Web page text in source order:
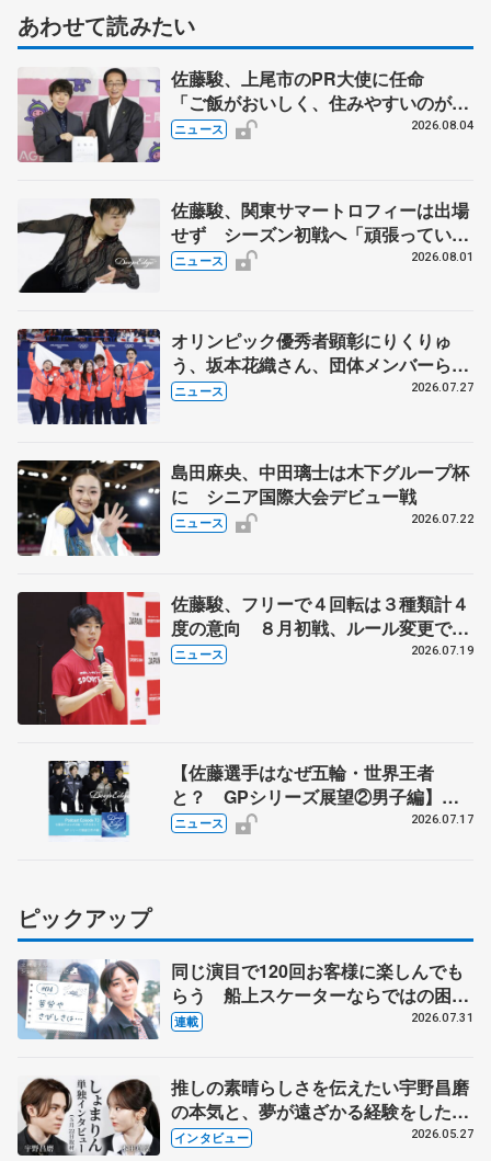
あわせて読みたい
佐藤駿、上尾市のPR大使に任命
「ご飯がおいしく、住みやすいのが魅
力」
ニュース 2026.08.04
佐藤駿、関東サマートロフィーは出場
せず シーズン初戦へ「頑張っていき
ます」
ニュース 2026.08.01
オリンピック優秀者顕彰にりくりゅ
う、坂本花織さん、団体メンバーら
8月7日に文科省が表彰式、ブルーノ・
ニュース 2026.07.27
島田麻央、中田璃士は木下グループ杯
に シニア国際大会デビュー戦
ニュース 2026.07.22
佐藤駿、フリーで４回転は３種類計４
度の意向 ８月初戦、ルール変更で
「点数の出方確認したい」
ニュース 2026.07.19
【佐藤選手はなぜ五輪・世界王者
と？ GPシリーズ展望②男子編】
ポッドキャスト#73を配信
ニュース 2026.07.17
ピックアップ
同じ演目で120回お客様に楽しんでも
らう 船上スケーターならではの困難
とは 影響あったPIW前キャプテン松
連載 2026.07.31
推しの素晴らしさを伝えたい宇野昌磨
の本気と、夢が遠ざかる経験をした本
田真凜の覚悟
インタビュー 2026.05.27